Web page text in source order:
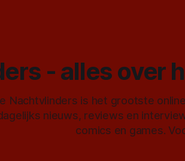
- alles over
Nachtvlinders is het grootste
nieuws, reviews en
comics en games.